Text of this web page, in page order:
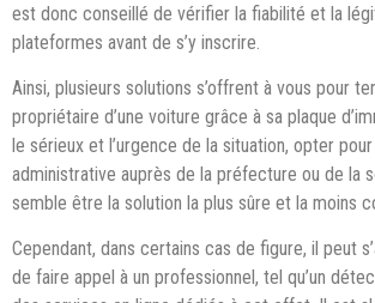
est donc conseillé de vérifier la fiabilité et la
plateformes avant de s’y inscrire.
Ainsi, plusieurs solutions s’offrent à vous pour
propriétaire d’une voiture grâce à sa plaque
le sérieux et l’urgence de la situation, opter
administrative auprès de la préfecture ou de la
semble être la solution la plus sûre et la moins
Cependant, dans certains cas de figure, il peut
de faire appel à un professionnel, tel qu’un